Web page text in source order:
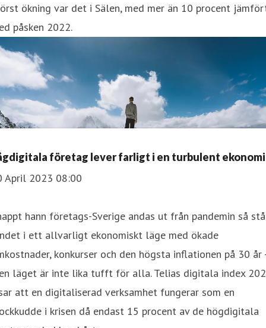
ökning var det i Sälen, med mer än 10 procent
påsken 2022.
företag lever farligt i en turbulent ekonomi
April 2023 08:00
hann företags-Sverige andas ut från pandemin så
i ett allvarligt ekonomiskt läge med ökade
konkurser och den högsta inflationen på 30 år
läget är inte lika tufft för alla. Telias digitala index
att en digitaliserad verksamhet fungerar som en
i krisen då endast 15 procent av de högdigitala